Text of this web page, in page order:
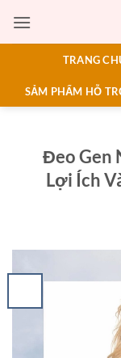
qua
TRANG
SẢM PHẨM HỖ
Đeo Gen
Lợi Ích